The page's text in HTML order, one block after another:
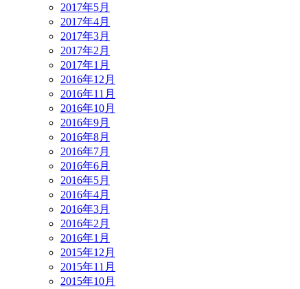
2017年5月
2017年4月
2017年3月
2017年2月
2017年1月
2016年12月
2016年11月
2016年10月
2016年9月
2016年8月
2016年7月
2016年6月
2016年5月
2016年4月
2016年3月
2016年2月
2016年1月
2015年12月
2015年11月
2015年10月